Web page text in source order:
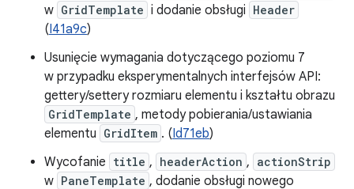
w GridTemplate i dodanie obsługi Header
(I41a9c)
Usunięcie wymagania dotyczącego poziomu 7
w przypadku eksperymentalnych interfejsów API:
gettery/settery rozmiaru elementu i kształtu obrazu
GridTemplate , metody pobierania/ustawiania
elementu GridItem . (Id71eb)
Wycofanie title , headerAction , actionStrip
w PaneTemplate , dodanie obsługi nowego